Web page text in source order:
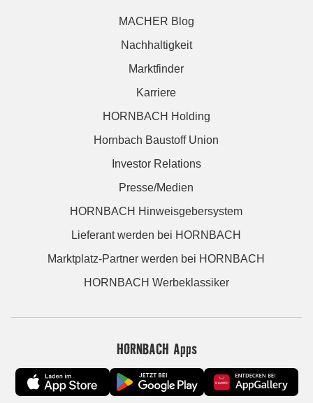
MACHER Blog
Nachhaltigkeit
Marktfinder
Karriere
HORNBACH Holding
Hornbach Baustoff Union
Investor Relations
Presse/Medien
HORNBACH Hinweisgebersystem
Lieferant werden bei HORNBACH
Marktplatz-Partner werden bei HORNBACH
HORNBACH Werbeklassiker
HORNBACH Apps